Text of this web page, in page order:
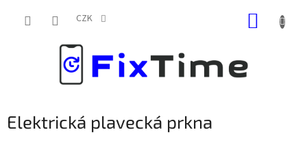
CZK
Elektrická plavecká prkna